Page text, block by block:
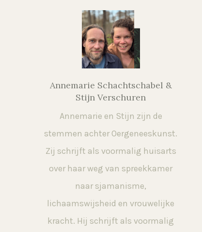
Annemarie Schachtschabel &
Stijn Verschuren
Annemarie en Stijn zijn de
stemmen achter Oergeneeskunst.
Zij schrijft als voormalig huisarts
over haar weg van spreekkamer
naar sjamanisme,
lichaamswijsheid en vrouwelijke
kracht. Hij schrijft als voormalig